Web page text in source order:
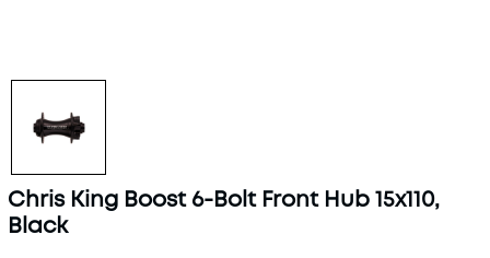
Chris King Boost 6-Bolt Front Hub 15x110,
Black